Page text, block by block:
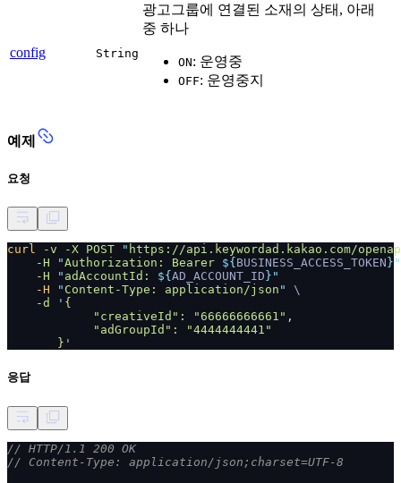
config String
광고그룹에 연결된 소재의 상태, 아래
중 하나
ON: 운영중
OFF: 운영중지
예제
요청
curl -v -X POST " https://api.keywordad.kakao.com/
-H
"Authorization: Bearer ${ BUSINESS_ACCESS_TOKEN }"
-H
" adAccountId: ${ AD_ACCOUNT_ID }"
-H
" Content-Type: application/json "
\
-d
' {
"creativeId": "66666666661",
"adGroupId": "4444444441"
} '
응답
// HTTP/1.1 200 OK
// Content-Type: application/json;charset=UTF-8